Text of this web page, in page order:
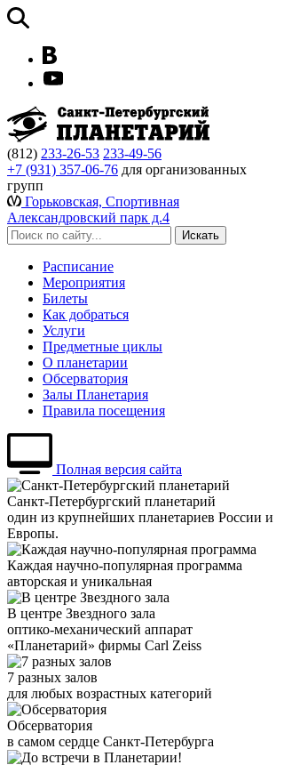
(812) 233-26-53 233-49-56
+7 (931) 357-06-76 для организованных
групп
Горьковская, Спортивная
Александровский парк д.4
Расписание
Мероприятия
Билеты
Как добраться
Услуги
Предметные циклы
О планетарии
Обсерватория
Залы Планетария
Правила посещения
Полная версия сайта
Санкт-Петербургский планетарий
один из крупнейших планетариев России и
Европы.
Каждая научно-популярная программа
авторская и уникальная
В центре Звездного зала
оптико-механический аппарат
«Планетарий» фирмы Carl Zeiss
7 разных залов
для любых возрастных категорий
Обсерватория
в самом сердце Санкт-Петербурга